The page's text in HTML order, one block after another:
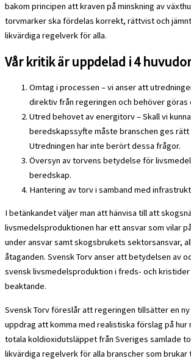
bakom principen att kraven på minskning av
torvmarker ska fördelas korrekt, rättvist och
likvärdiga regelverk för alla.
Vår kritik är uppdelad i 4
Omtag i processen – vi anser att
direktiv från regeringen och behöver göras
Utred behovet av energitorv – Skall vi
beredskapssyfte måste branschen ges
Utredningen har inte berört dessa frågor.
Översyn av torvens betydelse för
beredskap.
Hantering av torv i samband med
I betänkandet väljer man att hänvisa till att
livsmedelsproduktionen har ett ansvar som vilar
under ansvar samt skogsbrukets sektorsansvar,
åtaganden. Svensk Torv anser att betydelsen av
svensk livsmedelsproduktion i freds- och kristider
beaktande.
Svensk Torv föreslår att regeringen tillsätter en
uppdrag att komma med realistiska förslag på hur
totala koldioxidutsläppet från Sveriges samlade
likvärdiga regelverk för alla branscher som brukar